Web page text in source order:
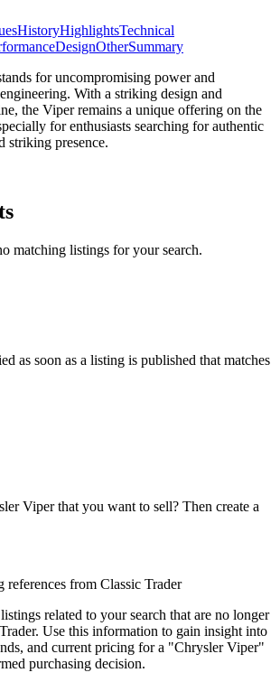
HistoryHighlightsTechnical
DesignOtherSummary
for uncompromising power and
With a striking design and
the Viper remains a unique offering on the
for enthusiasts searching for authentic
striking presence.
matching listings for your search.
as soon as a listing is published that matches
Viper that you want to sell? Then create a
from Classic Trader
related to your search that are no longer
Use this information to gain insight into
and current pricing for a "Chrysler Viper"
purchasing decision.